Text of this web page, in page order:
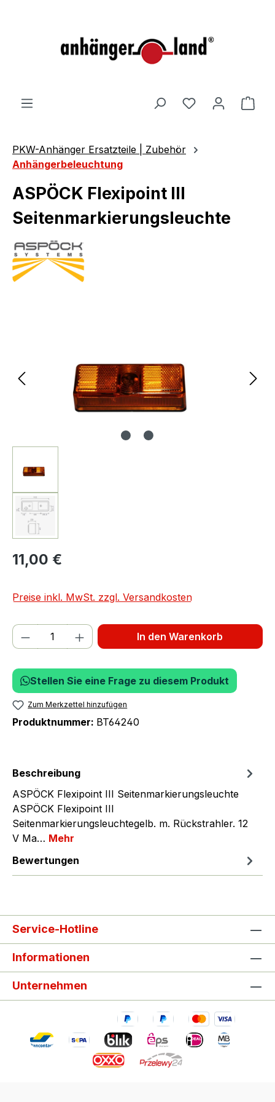
PKW-Anhänger Ersatzteile | Zubehör
Anhängerbeleuchtung
ASPÖCK Flexipoint III
Seitenmarkierungsleuchte
11,00 €
Preise inkl. MwSt. zzgl. Versandkosten
Produkt Anzahl: Gib den gewünschten
In den Warenkorb
Stellen Sie eine Frage zu diesem Produkt
Zum Merkzettel hinzufügen
Produktnummer: BT64240
Beschreibung
ASPÖCK Flexipoint III Seitenmarkierungsleuchte
ASPÖCK Flexipoint III
Seitenmarkierungsleuchtegelb. m. Rückstrahler. 12
V Ma… Mehr
Bewertungen
Service-Hotline
Informationen
Unternehmen